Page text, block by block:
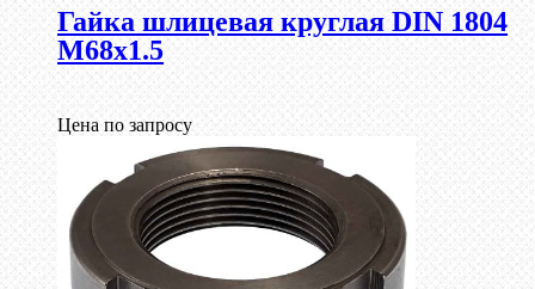
Гайка шлицевая круглая DIN 1804
М68х1.5
Цена по запросу